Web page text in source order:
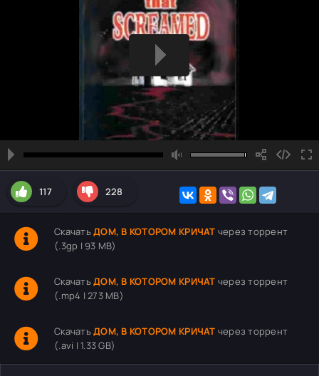
117 228
СкачатьДОМ, В КОТОРОМ КРИЧАТ через торрент
(.3gp | 93 MB)
СкачатьДОМ, В КОТОРОМ КРИЧАТ через торрент
(.mp4 | 273 MB)
СкачатьДОМ, В КОТОРОМ КРИЧАТ через торрент
(.avi | 1.33 GB)